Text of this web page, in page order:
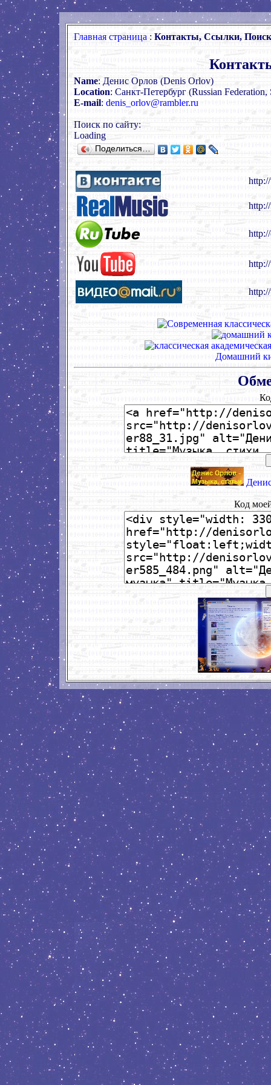
Главная страница :Контакты, Cсылки, Поиск
Name: Денис Орлов (Denis Orlov)
Location: Санкт-Петербург (Russian Federation,
E-mail: denis_orlov@rambler.ru
Поиск по сайту:
Loading
Поделиться…
Домашний
Код